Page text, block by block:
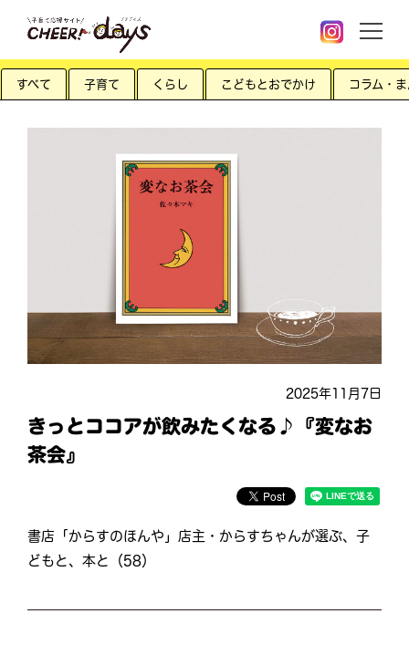
すべて 子育て くらし こどもとおでかけ コラム・
2025年11月7日
きっとココアが飲みたくなる♪『変なお
茶会』
書店「からすのほんや」店主・からすちゃんが選ぶ、子
どもと、本と（58）